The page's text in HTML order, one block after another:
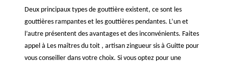
Deux principaux types de gouttière existent, ce sont les
gouttières rampantes et les gouttières pendantes. L’un et
l’autre présentent des avantages et des inconvénients. Faites
appel à Les maîtres du toit , artisan zingueur sis à Guitte pour
vous conseiller dans votre choix. Si vous optez pour une